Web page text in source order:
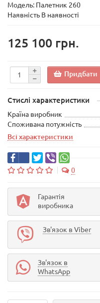
Модель: Палетник 260
Наявність В наявності
125 100 грн.
Придбати
Стислі характеристики
Країна виробник
Споживана потужність
Всі характеристики
0
Гарантія
виробника
Зв'язок в Viber
Зв'язок в
WhatsApp